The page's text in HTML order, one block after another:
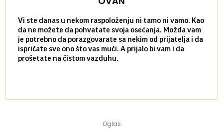
Vi ste danas u nekom raspoloženju ni tamo ni vamo. Kao
da ne možete da pohvatate svoja osećanja. Možda vam
je potrebno da porazgovarate sa nekim od prijatelja i da
ispričate sve ono što vas muči. A prijalo bi vam i da
prošetate na čistom vazduhu.